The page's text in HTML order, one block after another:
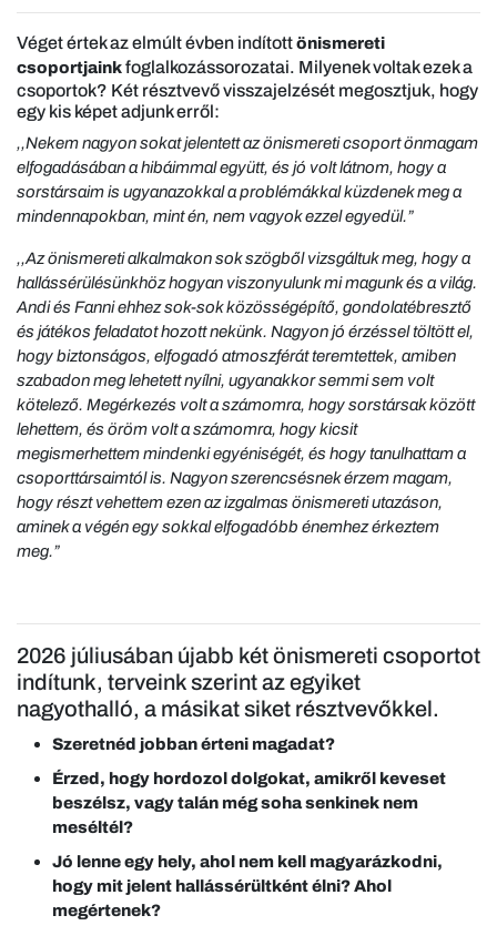
Véget értek az elmúlt évben indítottönismereti
csoportjainkfoglalkozássorozatai. Milyenek voltak ezek a
csoportok? Két résztvevő visszajelzését megosztjuk, hogy
egy kis képet adjunk erről:
,,Nekem nagyon sokat jelentett az önismereti csoport önmagam
elfogadásában a hibáimmal együtt, és jó volt látnom, hogy a
sorstársaim is ugyanazokkal a problémákkal küzdenek meg a
mindennapokban, mint én, nem vagyok ezzel egyedül.”
,,Az önismereti alkalmakon sok szögből vizsgáltuk meg, hogy a
hallássérülésünkhöz hogyan viszonyulunk mi magunk és a világ.
Andi és Fanni ehhez sok-sok közösségépítő, gondolatébresztő
és játékos feladatot hozott nekünk. Nagyon jó érzéssel töltött el,
hogy biztonságos, elfogadó atmoszférát teremtettek, amiben
szabadon meg lehetett nyílni, ugyanakkor semmi sem volt
kötelező. Megérkezés volt a számomra, hogy sorstársak között
lehettem, és öröm volt a számomra, hogy kicsit
megismerhettem mindenki egyéniségét, és hogy tanulhattam a
csoporttársaimtól is. Nagyon szerencsésnek érzem magam,
hogy részt vehettem ezen az izgalmas önismereti utazáson,
aminek a végén egy sokkal elfogadóbb énemhez érkeztem
meg.”
2026 júliusában újabb két önismereti csoportot
indítunk, terveink szerint az egyiket
nagyothalló, a másikat siket résztvevőkkel.
Szeretnéd jobban érteni magadat?
Érzed, hogy hordozol dolgokat, amikről keveset
beszélsz, vagy talán még soha senkinek nem
meséltél?
Jó lenne egy hely, ahol nem kell magyarázkodni,
hogy mit jelent hallássérültként élni? Ahol
megértenek?